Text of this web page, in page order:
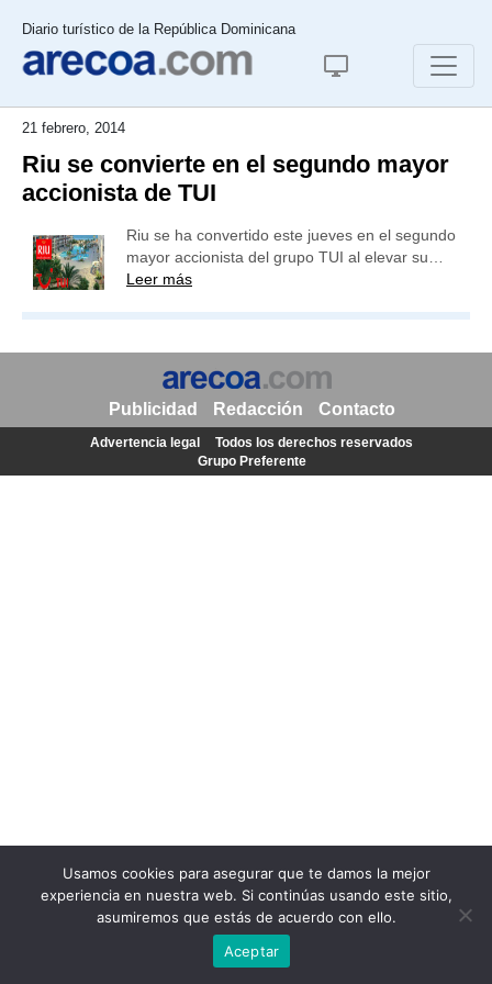
Diario turístico de la República Dominicana
21 febrero, 2014
Riu se convierte en el segundo mayor
accionista de TUI
Riu se ha convertido este jueves en el segundo
mayor accionista del grupo TUI al elevar su…
Leer más
Usamos cookies para asegurar que te damos la mejor
experiencia en nuestra web. Si continúas usando este sitio,
asumiremos que estás de acuerdo con ello.
Aceptar
Publicidad Redacción Contacto
Advertencia legal
Todos los derechos reservados
Grupo Preferente